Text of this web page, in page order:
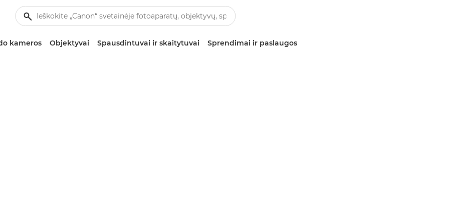
kameros Objektyvai Spausdintuvai ir skaitytuvai Sprendimai ir paslaugos